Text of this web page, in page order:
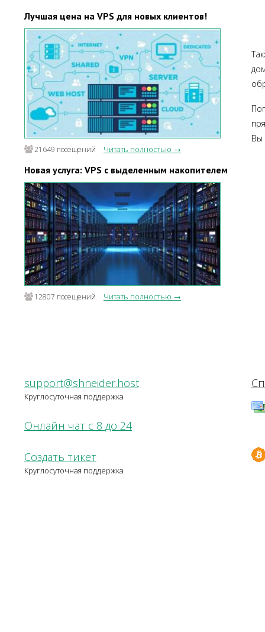
Лучшая цена на VPS для новых клиентов!
21649 посещений Читать полностью →
Новая услуга: VPS с выделенным накопителем
12807 посещений Читать полностью →
Вы
support@shneider.host
Круглосуточная поддержка
Онлайн чат с 8 до 24
Создать тикет
Круглосуточная поддержка